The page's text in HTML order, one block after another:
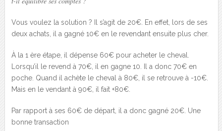
Vous voulez la solution ? Il s’agit de 20€. En effet, lors de ses
deux achats, il a gagné 10€ en le revendant ensuite plus cher.
À la 1 ère étape, il dépense 60€ pour acheter le cheval.
Lorsqu’il le revend à 70€, il en gagne 10. Il a donc 70€ en
poche. Quand il achète le cheval à 80€, il se retrouve à -10€.
Mais en le vendant à 90€, il fait +80€.
Par rapport à ses 60€ de départ, il a donc gagné 20€. Une
bonne transaction